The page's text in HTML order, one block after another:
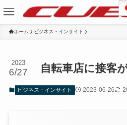
ホーム ビジネス・インサイト
自転車店に接客
2023
6/27
ビジネス・インサイト 2023-06-26